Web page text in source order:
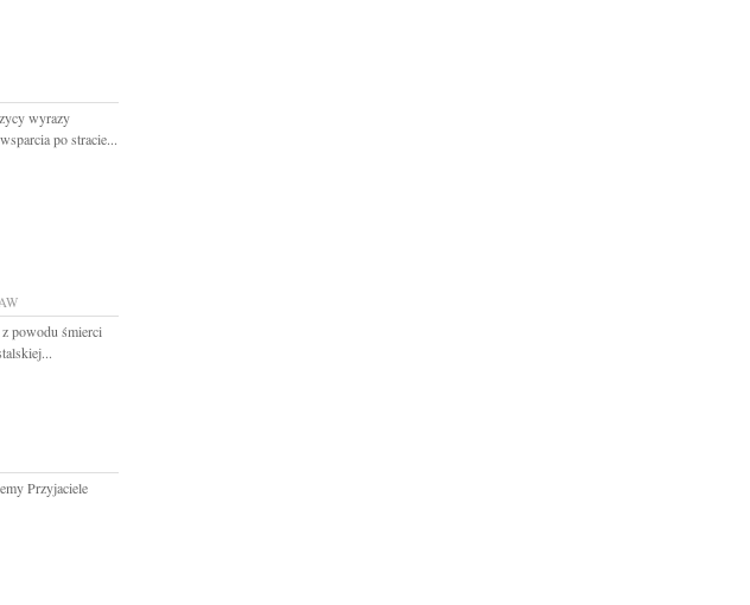
wyrazy
po stracie...
z powodu śmierci
Przyjaciele